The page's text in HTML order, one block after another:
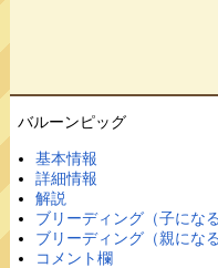
バルーンピッグ
基本情報
詳細情報
解説
ブリーディング（子になる
ブリーディング（親になる
コメント欄